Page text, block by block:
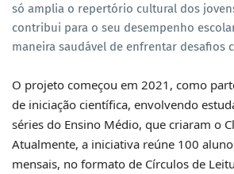
só amplia o repertório cultural dos
contribui para o seu desempenho
maneira saudável de enfrentar desafios
O projeto começou em 2021, como
de iniciação científica, envolvendo
séries do Ensino Médio, que criaram o
Atualmente, a iniciativa reúne 100
mensais, no formato de Círculos de